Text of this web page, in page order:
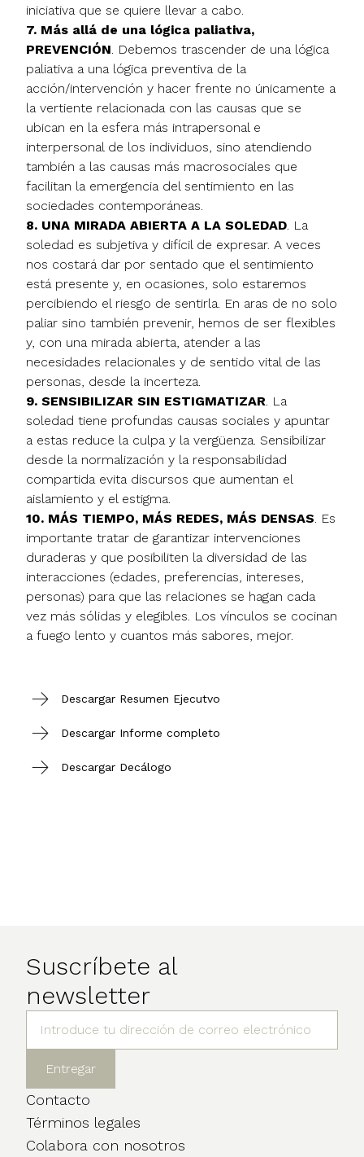
iniciativa que se quiere llevar a cabo.
7. Más allá de una lógica paliativa,
PREVENCIÓN . Debemos trascender de una lógica
paliativa a una lógica preventiva de la
acción/intervención y hacer frente no únicamente a
la vertiente relacionada con las causas que se
ubican en la esfera más intrapersonal e
interpersonal de los individuos, sino atendiendo
también a las causas más macrosociales que
facilitan la emergencia del sentimiento en las
sociedades contemporáneas.
8. UNA MIRADA ABIERTA A LA SOLEDAD . La
soledad es subjetiva y difícil de expresar. A veces
nos costará dar por sentado que el sentimiento
está presente y, en ocasiones, solo estaremos
percibiendo el riesgo de sentirla. En aras de no solo
paliar sino también prevenir, hemos de ser flexibles
y, con una mirada abierta, atender a las
necesidades relacionales y de sentido vital de las
personas, desde la incerteza.
9. SENSIBILIZAR SIN ESTIGMATIZAR . La
soledad tiene profundas causas sociales y apuntar
a estas reduce la culpa y la vergüenza. Sensibilizar
desde la normalización y la responsabilidad
compartida evita discursos que aumentan el
aislamiento y el estigma.
10. MÁS TIEMPO, MÁS REDES, MÁS DENSAS . Es
importante tratar de garantizar intervenciones
duraderas y que posibiliten la diversidad de las
interacciones (edades, preferencias, intereses,
personas) para que las relaciones se hagan cada
vez más sólidas y elegibles. Los vínculos se cocinan
a fuego lento y cuantos más sabores, mejor.
Descargar Resumen Ejecutvo
Descargar Informe completo
Descargar Decálogo
Suscríbete al
newsletter
Contacto
Términos legales
Colabora con nosotros